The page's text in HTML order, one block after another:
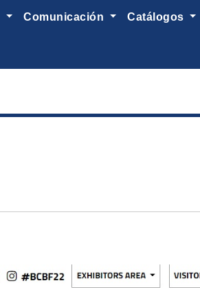
comunicación catálogos